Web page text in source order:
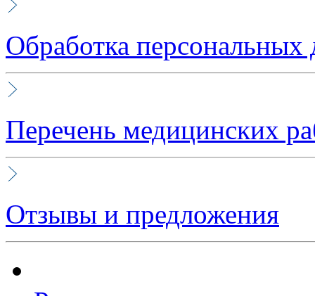
Обработка персональных
Перечень медицинских
Отзывы и предложения